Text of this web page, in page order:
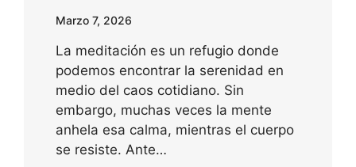
Marzo 7, 2026
La meditación es un refugio donde
podemos encontrar la serenidad en
medio del caos cotidiano. Sin
embargo, muchas veces la mente
anhela esa calma, mientras el cuerpo
se resiste. Ante…